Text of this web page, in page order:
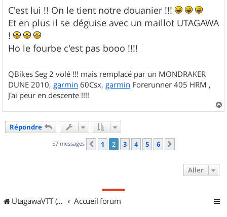
s
s
a
g
e
C'est lui !! On le tient notre douanier !!!
Et en plus il se déguise avec un maillot UTAGAWA
!
Ho le fourbe c'est pas booo !!!!
QBikes Seg 2 volé !!! mais remplacé par un MONDRAKER
DUNE 2010, garmin 60Csx, garmin Forerunner 405 HRM ,
J'ai peur en descente !!!!
a
Répondre
57 messages Précédent
1 2 3 4 5 6
Aller
UtagawaVTT (Randos VTT et VTTAE avec traces GPS) Accueil forum